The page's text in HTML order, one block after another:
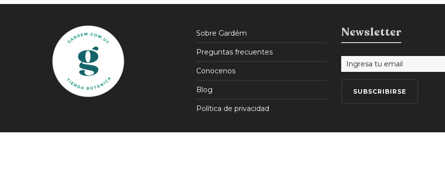
Sobre Gardém
Preguntas frecuentes
Conocenos
Blog
Política de privacidad
Newsletter